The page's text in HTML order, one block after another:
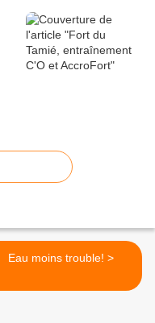
Eau moins trouble! >